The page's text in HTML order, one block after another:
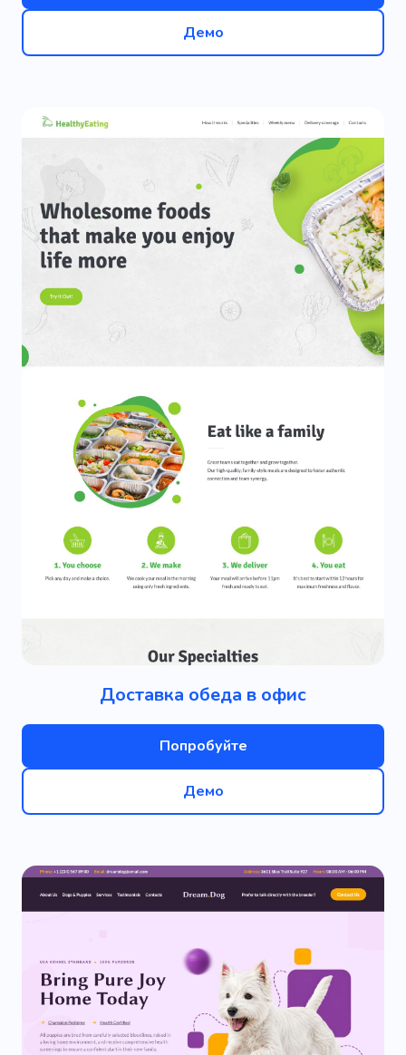
Демо
Доставка обеда в офис
Попробуйте
Демо